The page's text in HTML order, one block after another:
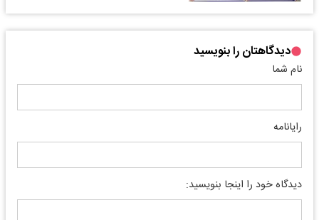
دیدگاهتان را بنویسید
نام شما
رایانامه
دیدگاه خود را اینجا بنویسید: